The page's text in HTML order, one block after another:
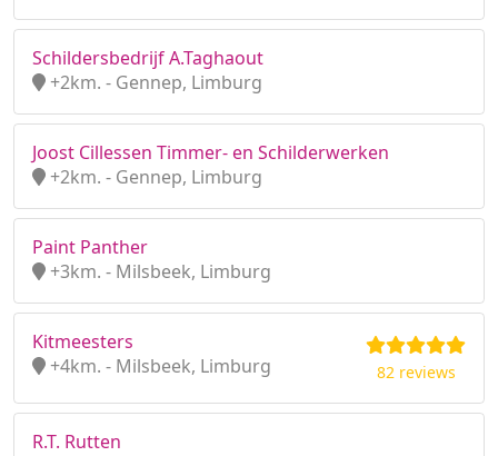
Schildersbedrijf A.Taghaout
+2km. - Gennep, Limburg
Joost Cillessen Timmer- en Schilderwerken
+2km. - Gennep, Limburg
Paint Panther
+3km. - Milsbeek, Limburg
Kitmeesters
+4km. - Milsbeek, Limburg
82 reviews
R.T. Rutten